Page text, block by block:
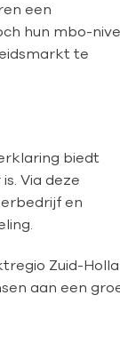
een
hun mbo-
te
biedt
Via deze
en
Zuid-
aan een